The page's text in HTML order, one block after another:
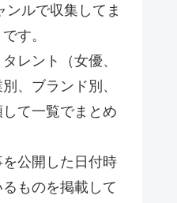
ンルで収集してま
す。
レント（女優、
、ブランド別、
て一覧でまとめ
公開した日付時
ものを掲載して